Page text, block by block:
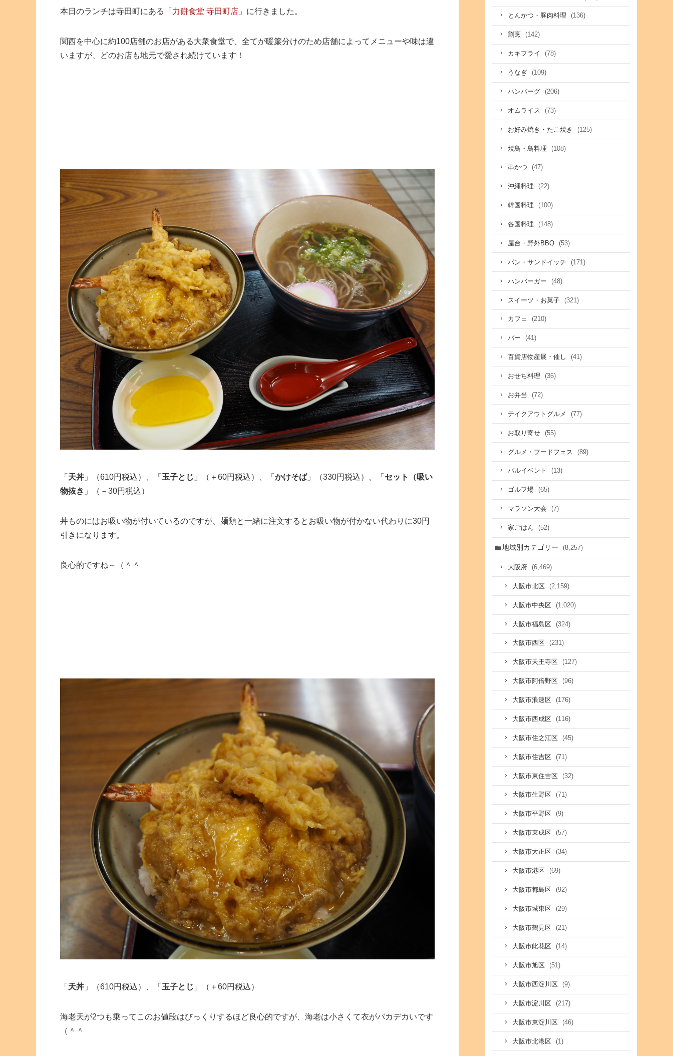
本日のランチは寺田町にある「 力餅食堂 寺田町店 」に行きました。
関西を中心に約100店舗のお店がある大衆食堂で、全てが暖簾分けのため店舗によってメニューや味は違
いますが、どのお店も地元で愛され続けています！
「 天丼 」（610円税込）、「 玉子とじ 」（＋60円税込）、「 かけそば」（330円税込）、「 セット（吸い
物抜き 」（－30円税込）
丼ものにはお吸い物が付いているのですが、麺類と一緒に注文するとお吸い物が付かない代わりに30円
引きになります。
良心的ですね～（＾＾
「 天丼 」（610円税込）、「 玉子とじ 」（＋60円税込）
海老天が2つも乗ってこのお値段はびっくりするほど良心的ですが、海老は小さくて衣がバカデカいです
（＾＾
とんかつ・豚肉料理 (136)
割烹 (142)
カキフライ (78)
うなぎ (109)
ハンバーグ (206)
オムライス (73)
お好み焼き・たこ焼き (125)
焼鳥・鳥料理 (108)
串かつ (47)
沖縄料理 (22)
韓国料理 (100)
各国料理 (148)
屋台・野外BBQ (53)
パン・サンドイッチ (171)
ハンバーガー (48)
スイーツ・お菓子 (321)
カフェ (210)
バー (41)
百貨店物産展・催し (41)
おせち料理 (36)
お弁当 (72)
テイクアウトグルメ (77)
お取り寄せ (55)
グルメ・フードフェス (89)
バルイベント (13)
ゴルフ場 (65)
マラソン大会 (7)
家ごはん (52)
地域別カテゴリー (8,257)
大阪府 (6,469)
大阪市北区 (2,159)
大阪市中央区 (1,020)
大阪市福島区 (324)
大阪市西区 (231)
大阪市天王寺区 (127)
大阪市阿倍野区 (96)
大阪市浪速区 (176)
大阪市西成区 (116)
大阪市住之江区 (45)
大阪市住吉区 (71)
大阪市東住吉区 (32)
大阪市生野区 (71)
大阪市平野区 (9)
大阪市東成区 (57)
大阪市大正区 (34)
大阪市港区 (69)
大阪市都島区 (92)
大阪市城東区 (29)
大阪市鶴見区 (21)
大阪市此花区 (14)
大阪市旭区 (51)
大阪市西淀川区 (9)
大阪市淀川区 (217)
大阪市東淀川区 (46)
大阪市北港区 (1)